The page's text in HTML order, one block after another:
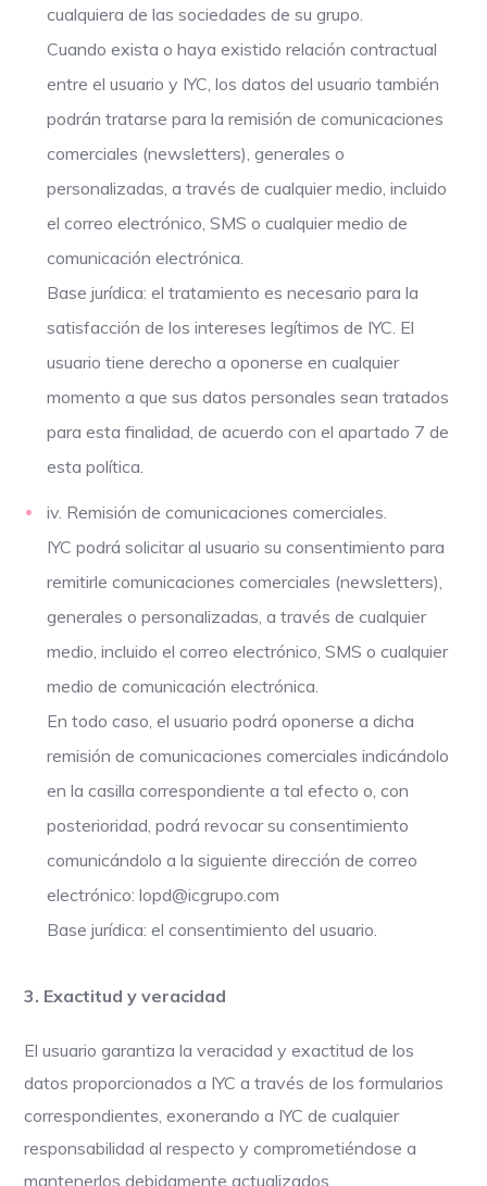
cualquiera de las sociedades de su grupo.
Cuando exista o haya existido relación contractual
entre el usuario y IYC, los datos del usuario también
podrán tratarse para la remisión de comunicaciones
comerciales (newsletters), generales o
personalizadas, a través de cualquier medio, incluido
el correo electrónico, SMS o cualquier medio de
comunicación electrónica.
Base jurídica: el tratamiento es necesario para la
satisfacción de los intereses legítimos de IYC. El
usuario tiene derecho a oponerse en cualquier
momento a que sus datos personales sean tratados
para esta finalidad, de acuerdo con el apartado 7 de
esta política.
iv. Remisión de comunicaciones comerciales.
IYC podrá solicitar al usuario su consentimiento para
remitirle comunicaciones comerciales (newsletters),
generales o personalizadas, a través de cualquier
medio, incluido el correo electrónico, SMS o cualquier
medio de comunicación electrónica.
En todo caso, el usuario podrá oponerse a dicha
remisión de comunicaciones comerciales indicándolo
en la casilla correspondiente a tal efecto o, con
posterioridad, podrá revocar su consentimiento
comunicándolo a la siguiente dirección de correo
electrónico: lopd@icgrupo.com
Base jurídica: el consentimiento del usuario.
3. Exactitud y veracidad
El usuario garantiza la veracidad y exactitud de los
datos proporcionados a IYC a través de los formularios
correspondientes, exonerando a IYC de cualquier
responsabilidad al respecto y comprometiéndose a
mantenerlos debidamente actualizados.